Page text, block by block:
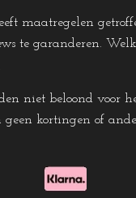
maatregelen
te garanderen.
niet beloond voor
geen kortingen of